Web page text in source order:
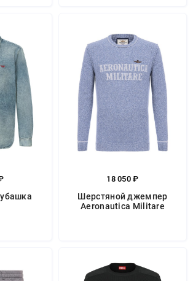
18 050 ₽
Шерстяной джемпер
Aeronautica Militare